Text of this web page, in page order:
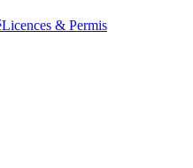
Licences & Permis